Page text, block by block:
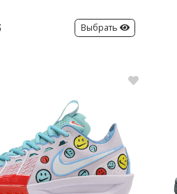
Выбрать